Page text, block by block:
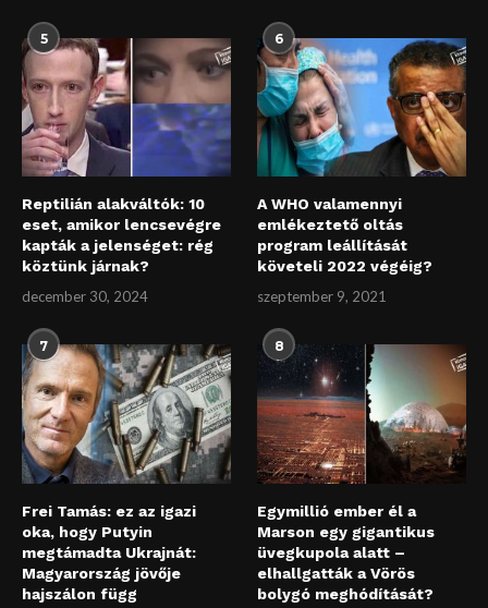
5
Reptilián alakváltók: 10
eset, amikor lencsevégre
kapták a jelenséget: rég
köztünk járnak?
december 30, 2024
6
A WHO valamennyi
emlékeztető oltás
program leállítását
követeli 2022 végéig?
szeptember 9, 2021
7
Frei Tamás: ez az igazi
oka, hogy Putyin
megtámadta Ukrajnát:
Magyarország jövője
hajszálon függ
8
Egymillió ember él a
Marson egy gigantikus
üvegkupola alatt –
elhallgatták a Vörös
bolygó meghódítását?